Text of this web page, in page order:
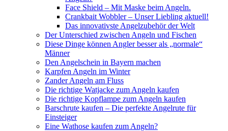
Face Shield – Mit Maske beim Angeln.
Crankbait Wobbler – Unser Liebling aktuell!
Das innovativste Angelzubehör der Welt
Der Unterschied zwischen Angeln und Fischen
Diese Dinge können Angler besser als „normale“
Männer
Den Angelschein in Bayern machen
Karpfen Angeln im Winter
Zander Angeln am Fluss
Die richtige Watjacke zum Angeln kaufen
Die richtige Kopflampe zum Angeln kaufen
Barschrute kaufen – Die perfekte Angelrute für
Einsteiger
Eine Wathose kaufen zum Angeln?